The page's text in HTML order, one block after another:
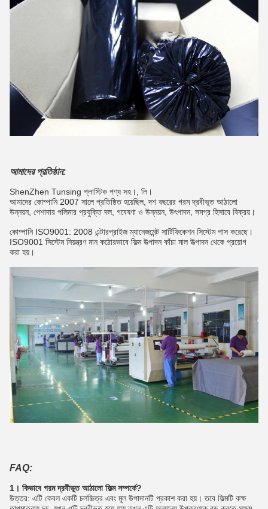
আমাদের প্রতিষ্ঠান:
ShenZhen Tunsing প্লাস্টিক পণ্য সহ।, লি।
আমাদের কোম্পানি 2007 সালে প্রতিষ্ঠিত হয়েছিল, দশ বছরের গরম দ্রবীভূত আঠালো
উন্নয়ন, পেশাদার পলিমার প্রযুক্তি দল, গবেষণা ও উন্নয়ন, উৎপাদন, সমগ্র হিসাবে বিক্রয়।
কোম্পানি ISO9001: 2008 এন্টারপ্রাইজ ম্যানেজমেন্ট সার্টিফিকেশন সিস্টেম পাস করেছে।
ISO9001 সিস্টেম নিয়ন্ত্রণ মান কঠোরভাবে ফিল্ম উত্পাদন কাঁচা মাল উত্পাদন থেকে প্রয়োগ
করা হয়।
FAQ:
1। কিভাবে গরম দ্রবীভূত আঠালো ফিল্ম সম্পর্কে?
উত্তর: এটি কেবল একটি চলচ্চিত্র এবং মূল উপাদানটি প্রকাশ করা হয়। তবে ফিল্মটি কক্ষ